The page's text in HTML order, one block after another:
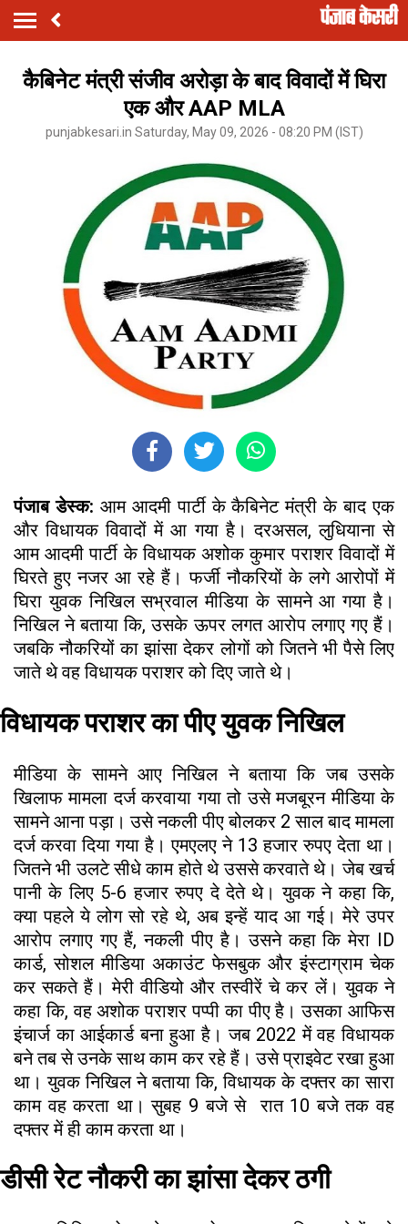
कैबिनेट मंत्री संजीव अरोड़ा के बाद विवादों में घिरा
एक और AAP MLA
punjabkesari.in Saturday, May 09, 2026 - 08:20 PM (IST)
पंजाब डेस्क: आम आदमी पार्टी के कैबिनेट मंत्री के बाद एक
और विधायक विवादों में आ गया है। दरअसल, लुधियाना से
आम आदमी पार्टी के विधायक अशोक कुमार पराशर विवादों में
घिरते हुए नजर आ रहे हैं। फर्जी नौकरियों के लगे आरोपों में
घिरा युवक निखिल सभ्रवाल मीडिया के सामने आ गया है।
निखिल ने बताया कि, उसके ऊपर लगत आरोप लगाए गए हैं।
जबकि नौकरियों का झांसा देकर लोगों को जितने भी पैसे लिए
जाते थे वह विधायक पराशर को दिए जाते थे।
विधायक पराशर का पीए युवक निखिल
मीडिया के सामने आए निखिल ने बताया कि जब उसके
खिलाफ मामला दर्ज करवाया गया तो उसे मजबूरन मीडिया के
सामने आना पड़ा। उसे नकली पीए बोलकर 2 साल बाद मामला
दर्ज करवा दिया गया है। एमएलए ने 13 हजार रुपए देता था।
जितने भी उलटे सीधे काम होते थे उससे करवाते थे। जेब खर्च
पानी के लिए 5-6 हजार रुपए दे देते थे। युवक ने कहा कि,
क्या पहले ये लोग सो रहे थे, अब इन्हें याद आ गई। मेरे उपर
आरोप लगाए गए हैं, नकली पीए है। उसने कहा कि मेरा ID
कार्ड, सोशल मीडिया अकाउंट फेसबुक और इंस्टाग्राम चेक
कर सकते हैं। मेरी वीडियो और तस्वीरें चे कर लें। युवक ने
कहा कि, वह अशोक पराशर पप्पी का पीए है। उसका आफिस
इंचार्ज का आईकार्ड बना हुआ है। जब 2022 में वह विधायक
बने तब से उनके साथ काम कर रहे हैं। उसे प्राइवेट रखा हुआ
था। युवक निखिल ने बताया कि, विधायक के दफ्तर का सारा
काम वह करता था। सुबह 9 बजे से रात 10 बजे तक वह
दफ्तर में ही काम करता था।
डीसी रेट नौकरी का झांसा देकर ठगी